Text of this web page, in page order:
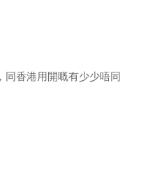
同香港用開嘅有少少唔同